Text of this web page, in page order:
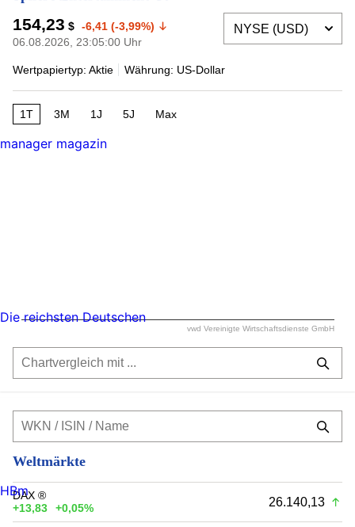
154,23 $ -6,41 (-3,99%)
06.08.2026, 23:05:00 Uhr
Wertpapiertyp: Aktie Währung: US-Dollar
1T 3M 1J 5J Max
vwd Vereinigte Wirtschaftsdienste GmbH
Weltmärkte
DAX ®
+13,83
+0,05% 26.140,13
manager magazin
Die reichsten Deutschen
HBm